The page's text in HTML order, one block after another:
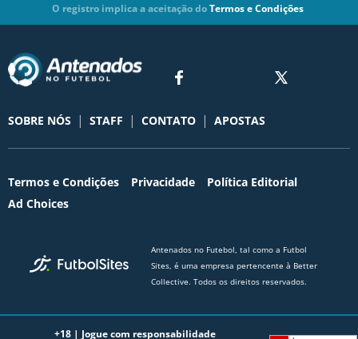
O registro implica a aceitação doTermos e Condições
SOBRE NÓS | STAFF | CONTATO | APOSTAS
Termos e Condições Privacidade
Política Editorial
Ad Choices
Antenados no Futebol, tal como a Futbol
Sites, é uma empresa pertencente à Better
Collective. Todos os direitos reservados.
+18 | Jogue com responsabilidade